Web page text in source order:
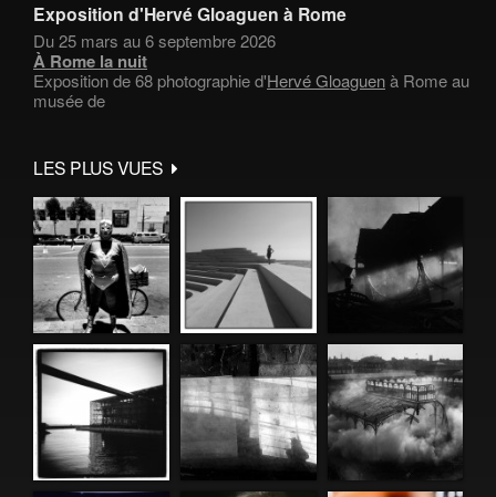
Exposition d'Hervé Gloaguen à Rome
Du 25 mars au 6 septembre 2026
À Rome la nuit
Exposition de 68 photographie d'Hervé Gloaguenà Rome au
musée de
LES PLUS VUES